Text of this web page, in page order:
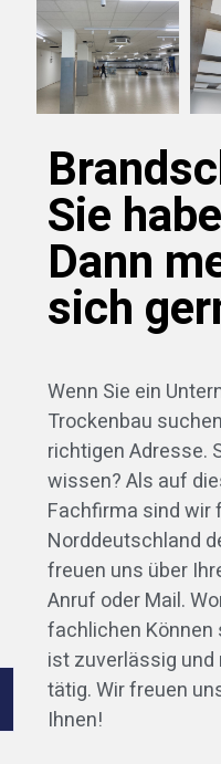
Sie
Dann
sich
Wenn Sie ein
Trockenbau
richtigen Adresse.
wissen? Als auf
Fachfirma sind wir
Norddeutschland
freuen uns über
Anruf oder Mail.
fachlichen Können
ist zuverlässig und
tätig. Wir freuen
Ihnen!